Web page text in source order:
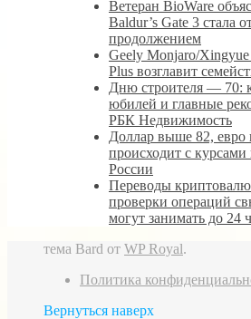
Ветеран BioWare
Baldur’s Gate 3 стала
продолжением
Geely Monjaro/Xingyue
Plus возглавит
Дню строителя — 70:
юбилей и главные
РБК Недвижимость
Доллар выше 82, евро
происходит с курсами
России
Переводы
проверки операций
могут занимать до 24
тема Bard от WP Royal.
Политика
Вернуться наверх